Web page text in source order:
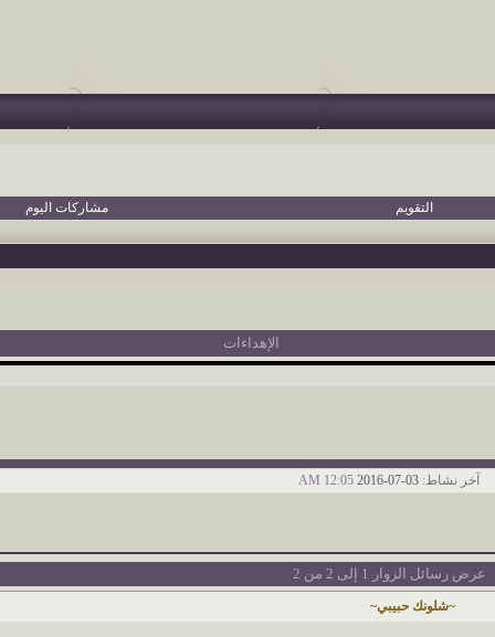
التقويم مشاركات اليوم
الإهداءات
آخر نشاط: 12:05 AM
عرض رسائل الزوار 1 إلى 2 من 2
~شلونك حبيبي~